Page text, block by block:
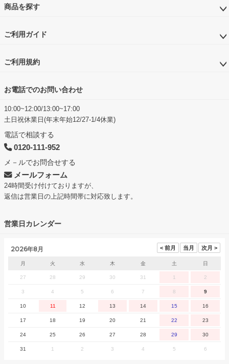
商品を探す
ご利用ガイド
ご利用規約
お電話でのお問い合わせ
10:00~12:00/13:00~17:00
土日祝休業日(年末年始12/27-1/4休業)
電話で相談する
0120-111-952
メ－ルでお問合せする
メールフォーム
24時間受け付けておりますが、
返信は営業日の上記時間帯に対応致します。
営業日カレンダー
2026年8月
月 火 水 木 金 土 日
27 28 29 30 31 1 2
3 4 5 6 7 8 9
10 11 12 13 14 15 16
17 18 19 20 21 22 23
24 25 26 27 28 29 30
31 1 2 3 4 5 6